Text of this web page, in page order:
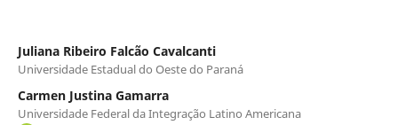
Juliana Ribeiro Falcão Cavalcanti
Universidade Estadual do Oeste do Paraná
Carmen Justina Gamarra
Universidade Federal da Integração Latino Americana